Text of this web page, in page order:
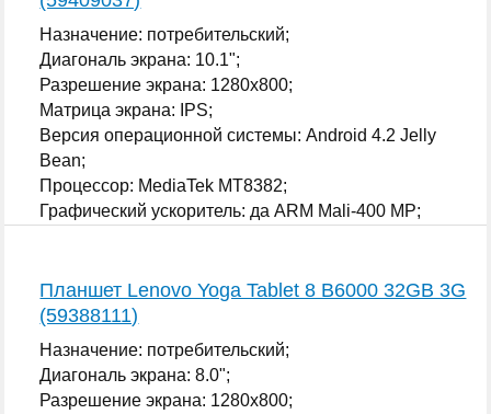
Назначение: потребительский;
Диагональ экрана: 10.1";
Разрешение экрана: 1280x800;
Матрица экрана: IPS;
Версия операционной системы: Android 4.2 Jelly
Bean;
Процессор: MediaTek MT8382;
Графический ускоритель: да ARM Mali-400 MP;
Планшет Lenovo Yoga Tablet 8 B6000 32GB 3G
(59388111)
Назначение: потребительский;
Диагональ экрана: 8.0";
Разрешение экрана: 1280x800;